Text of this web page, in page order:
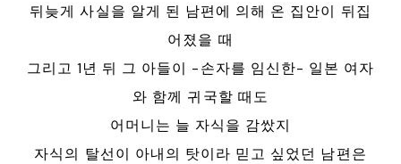
뒤늦게 사실을 알게 된 남편에 의해 온 집안이 뒤집
어졌을 때
그리고 1년 뒤 그 아들이 -손자를 임신한- 일본 여자
와 함께 귀국할 때도
어머니는 늘 자식을 감쌌지
자식의 탈선이 아내의 탓이라 믿고 싶었던 남편은